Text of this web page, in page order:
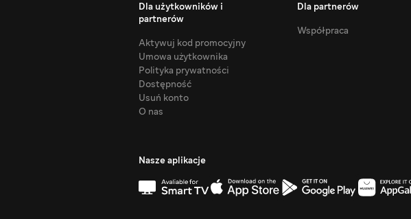
Dla użytkowników i
partnerów
Aktywuj kod promocyjny
Umowa użytkownika
Polityka prywatności
Dostępność
Usuń konto
O nas
Dla partnerów
Współpraca
Nasze aplikacje